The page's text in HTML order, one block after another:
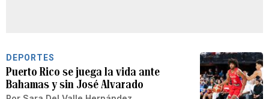
DEPORTES
Puerto Rico se juega la vida ante
Bahamas y sin José Alvarado